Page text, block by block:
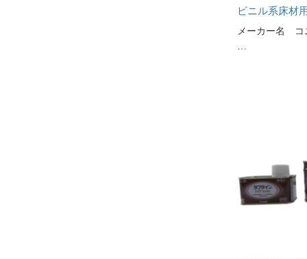
ビニル系床材
メーカー名